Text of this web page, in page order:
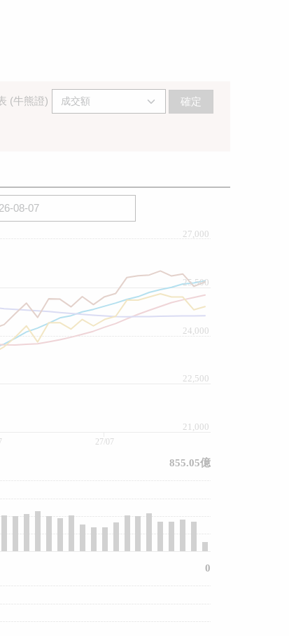
(牛熊證) 確定
22,500
21,000
24,000
25,500
27,000
27/07
855.05億
0